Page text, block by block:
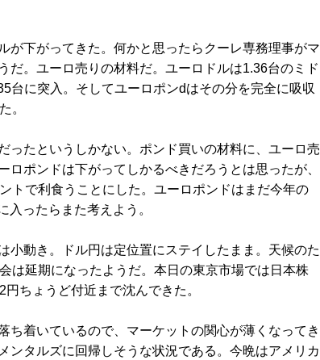
下がってきた。何かと思ったらクーレ専務理事がマ
だ。ユーロ売りの材料だ。ユーロドルは1.36台のミド
台に突入。そしてユーロポンdはその分を完全に吸収
。
たというしかない。ポンド買いの材料に、ユーロ売
ロポンドは下がってしかるべきだろうとは思ったが、
トで利食うことにした。ユーロポンドはまだ今年の
入ったらまた考えよう。
動き。ドル円は定位置にステイしたまま。天候のた
は延期になったようだ。本日の東京市場では日本株
ちょうど付近まで沈んできた。
着いているので、マーケットの関心が薄くなってき
ンタルズに回帰しそうな状況である。今晩はアメリカ